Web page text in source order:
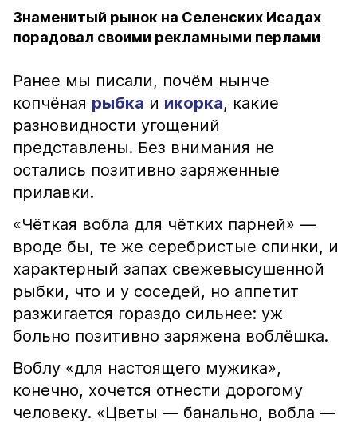
Знаменитый рынок на Селенских Исадах
порадовал своими рекламными перлами
Ранее мы писали, почём нынче
копчёная рыбка и икорка, какие
разновидности угощений
представлены. Без внимания не
остались позитивно заряженные
прилавки.
«Чёткая вобла для чётких парней» —
вроде бы, те же серебристые спинки, и
характерный запах свежевысушенной
рыбки, что и у соседей, но аппетит
разжигается гораздо сильнее: уж
больно позитивно заряжена воблёшка.
Воблу «для настоящего мужика»,
конечно, хочется отнести дорогому
человеку. «Цветы — банально, вобла —